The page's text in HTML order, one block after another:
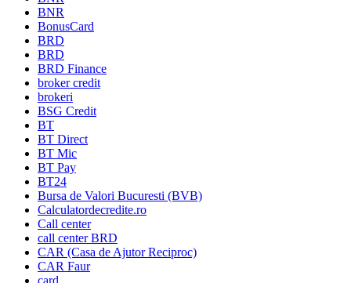
BNR
BonusCard
BRD
BRD
BRD Finance
broker credit
brokeri
BSG Credit
BT
BT Direct
BT Mic
BT Pay
BT24
Bursa de Valori Bucuresti (BVB)
Calculatordecredite.ro
Call center
call center BRD
CAR (Casa de Ajutor Reciproc)
CAR Faur
card